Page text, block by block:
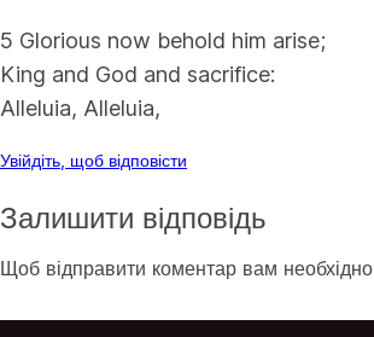
5 Glorious now behold him arise;
King and God and sacrifice:
Alleluia, Alleluia,
Увійдіть, щоб відповісти
Залишити відповідь
Щоб відправити коментар вам необхідно